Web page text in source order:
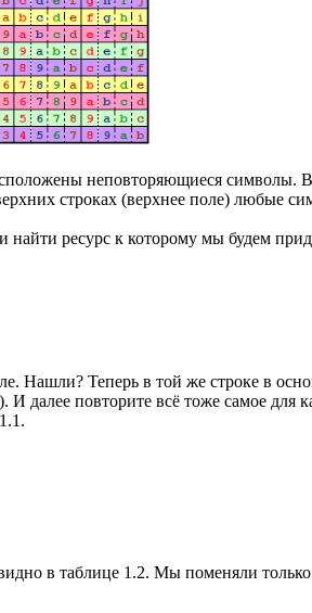
неповторяющиеся
строках (верхнее поле) любые
ресурс к которому мы будем
Нашли? Теперь в той же строке в
). И далее повторите всё тоже самое
в таблице 1.2. Мы поменяли